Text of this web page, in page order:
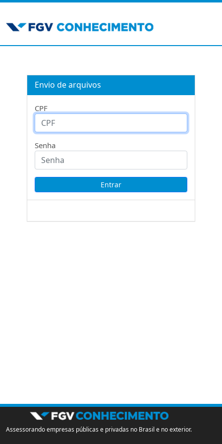
Envio de arquivos
CPF
Senha
Assessorando empresas públicas e privadas no Brasil e no exterior.